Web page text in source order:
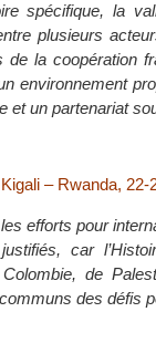
spécifique, la
plusieurs
la coopération
environnement
et un partenariat
– Rwanda, 22-
efforts pour
car
de
des défis